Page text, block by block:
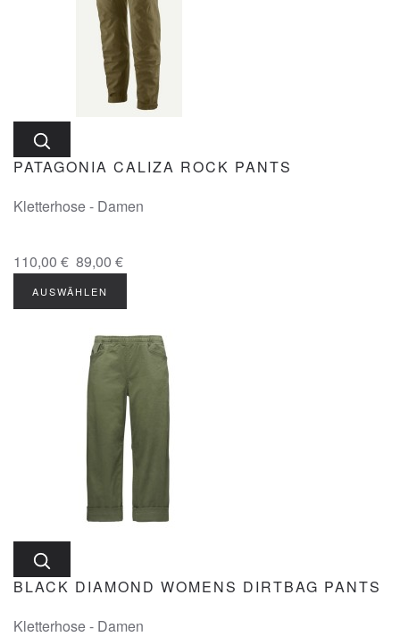
PATAGONIA CALIZA ROCK PANTS
Kletterhose - Damen
110,00 € 89,00 €
AUSWÄHLEN
BLACK DIAMOND WOMENS DIRTBAG PANTS
Kletterhose - Damen